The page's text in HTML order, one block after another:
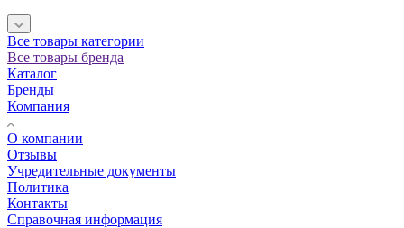
Все товары категории
Все товары бренда
Каталог
Бренды
Компания
О компании
Отзывы
Учредительные документы
Политика
Контакты
Справочная информация